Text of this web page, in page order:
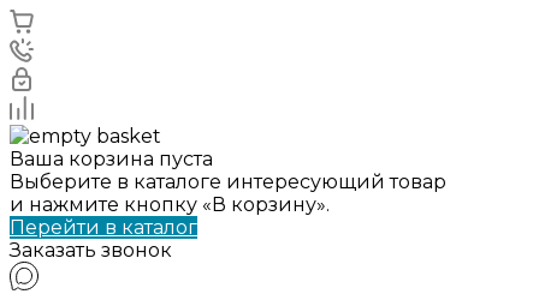
Ваша корзина пуста
Выберите в каталоге интересующий товар
и нажмите кнопку «В корзину».
Перейти в каталог
Заказать звонок